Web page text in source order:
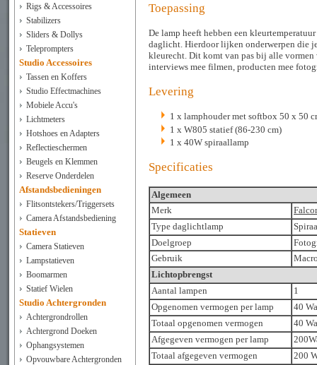
Rigs & Accessoires
Stabilizers
Sliders & Dollys
Teleprompters
Studio Accessoires
Tassen en Koffers
Studio Effectmachines
Mobiele Accu's
Lichtmeters
Hotshoes en Adapters
Reflectieschermen
Beugels en Klemmen
Reserve Onderdelen
Afstandsbedieningen
Flitsontstekers/Triggersets
Camera Afstandsbediening
Statieven
Camera Statieven
Lampstatieven
Boomarmen
Statief Wielen
Studio Achtergronden
Achtergrondrollen
Achtergrond Doeken
Ophangsystemen
Opvouwbare Achtergronden
Toepassing
De lamp heeft hebben een
daglicht. Hierdoor lijken onderwerpen die
kleurecht. Dit komt van pas bij alle
interviews mee filmen, producten mee
Levering
1 x lamphouder met softbox 50 x 50
1 x W805 statief (86-230 cm)
1 x 40W spiraallamp
Specificaties
Algemeen
Merk
Type daglichtlamp
Doelgroep
Gebruik
Lichtopbrengst
Aantal lampen
1
Opgenomen vermogen per lamp
40
Totaal opgenomen vermogen
40
Afgegeven vermogen per lamp
Totaal afgegeven vermogen
200